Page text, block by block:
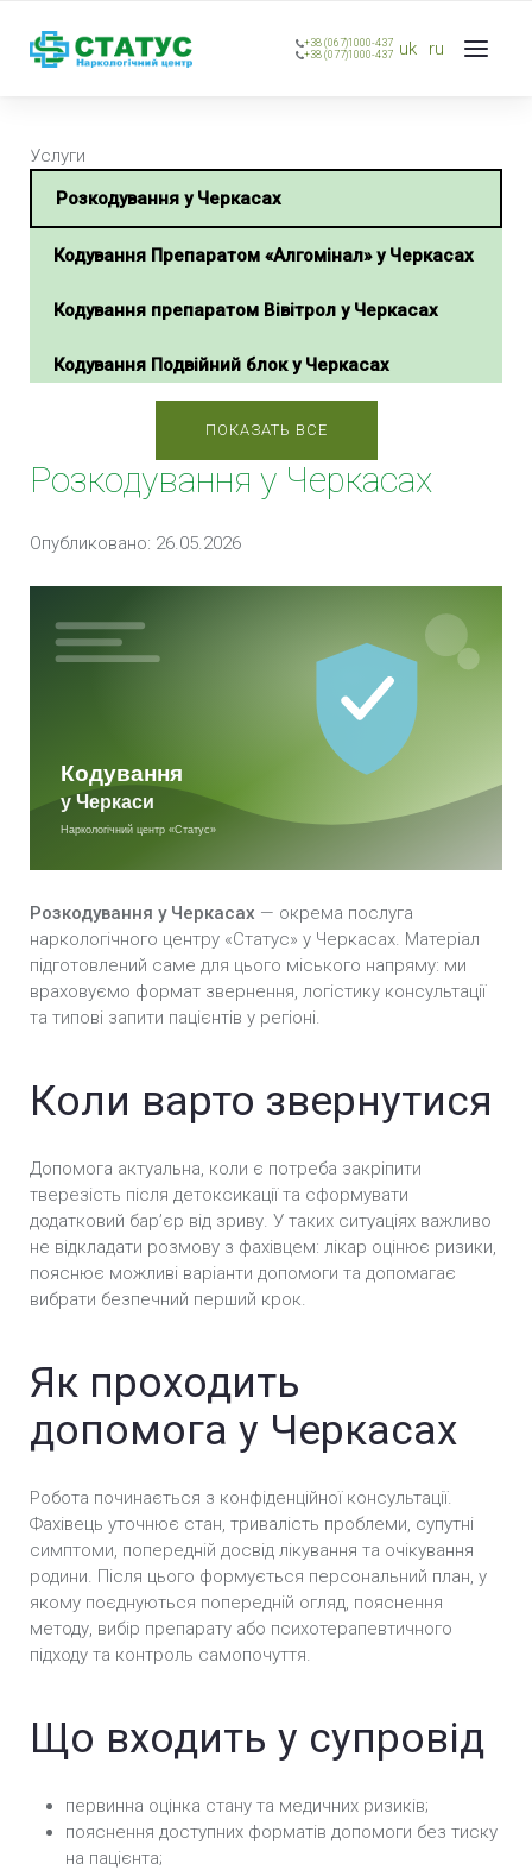
+38 (067)1000-437
+38 (077)1000-437 uk ru
Услуги
Розкодування у Черкасах
Кодування Препаратом «Алгомінал» у Черкасах
Кодування препаратом Вівітрол у Черкасах
Кодування Подвійний блок у Черкасах
Кодування Налтрексон у Черкасах
Кодування Колме у Черкасах
Кодування Селінкро у Черкасах
Кодування Тетлонгом у Черкасах
Кодування Тетурамом у Черкасах
Кодування Потрійний блок у Черкасах
Підшивка від алкоголізму у Черкасах
Кодування залежності по методиці Довженко у
Черкасах
Внутрішньом’язова ін’єкція блокатора
Кодування методом гiпноза у Черкасах
Кодування від алкоголю в стаціонарі у
Черкасах
Термінове кодування від алкоголізму у
Черкасах
Кодування від алкоголізму уколом у Черкасах
Безпечне кодування від алкоголізму у Черкасах
Вшивання ампули від алкоголізму (Підшивка) у
Черкасах
Кодування Препаратом «Аквілонг» у Черкасах
ПОКАЗАТЬ ВСЕ
Розкодування у Черкасах
Опубликовано: 26.05.2026
Розкодування у Черкасах — окрема послуга
наркологічного центру «Статус» у Черкасах. Матеріал
підготовлений саме для цього міського напряму: ми
враховуємо формат звернення, логістику консультації
та типові запити пацієнтів у регіоні.
Коли варто звернутися
Допомога актуальна, коли є потреба закріпити
тверезість після детоксикації та сформувати
додатковий барʼєр від зриву. У таких ситуаціях важливо
не відкладати розмову з фахівцем: лікар оцінює ризики,
пояснює можливі варіанти допомоги та допомагає
вибрати безпечний перший крок.
Як проходить
допомога у Черкасах
Робота починається з конфіденційної консультації.
Фахівець уточнює стан, тривалість проблеми, супутні
симптоми, попередній досвід лікування та очікування
родини. Після цього формується персональний план, у
якому поєднуються попередній огляд, пояснення
методу, вибір препарату або психотерапевтичного
підходу та контроль самопочуття.
Що входить у супровід
первинна оцінка стану та медичних ризиків;
пояснення доступних форматів допомоги без тиску
на пацієнта;